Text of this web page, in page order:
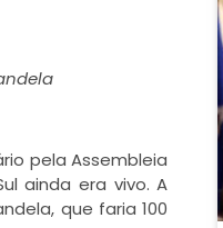
pela Assembleia
ainda era vivo. A
que faria 100